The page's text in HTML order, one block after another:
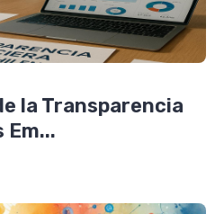
la Transparencia
Em...